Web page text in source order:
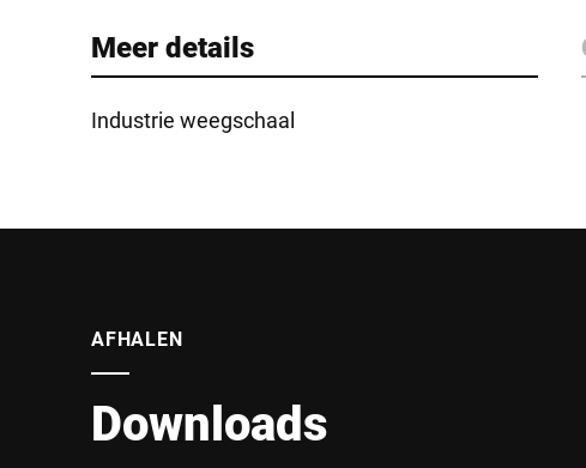
Meer details
Industrie weegschaal
AFHALEN
Downloads